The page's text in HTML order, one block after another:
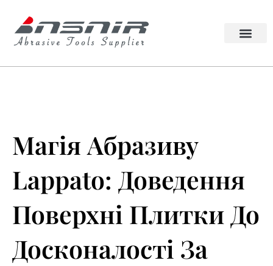
змісту
Магія Абразиву
Lappato: Доведення
Поверхні Плитки До
Досконалості За